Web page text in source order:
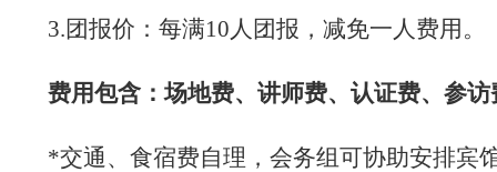
3.团报价：每满10人团报，减免一人费用。
费用包含：场地费、讲师费、认证费、参
*交通、食宿费自理，会务组可协助安排宾